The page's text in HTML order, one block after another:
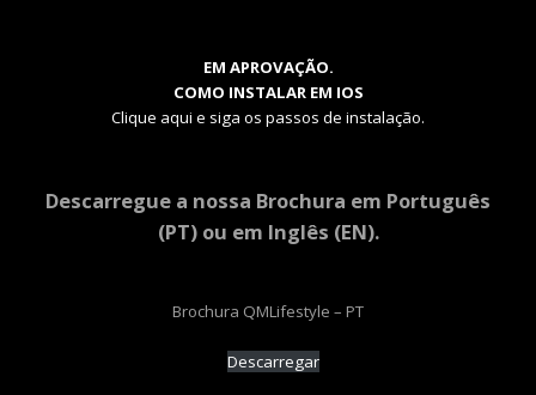
EM APROVAÇÃO.
COMO INSTALAR EM IOS
Clique aqui e siga os passos de instalação.
Descarregue a nossa Brochura em Português
(PT) ou em Inglês (EN).
Brochura QMLifestyle – PT
Descarregar